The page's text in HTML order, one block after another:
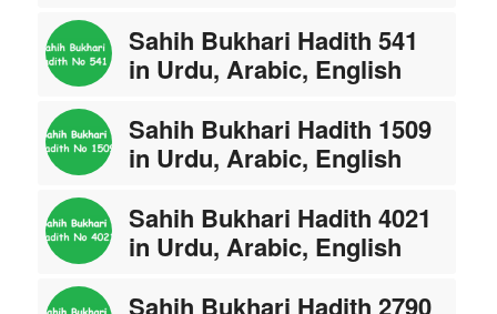
Sahih Bukhari Hadith 541
in Urdu, Arabic, English
Sahih Bukhari Hadith 1509
in Urdu, Arabic, English
Sahih Bukhari Hadith 4021
in Urdu, Arabic, English
Sahih Bukhari Hadith 2790